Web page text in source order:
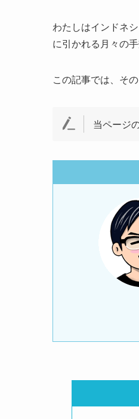
わたしはインドネ
に引かれる月々の
この記事では、そ
当ページ